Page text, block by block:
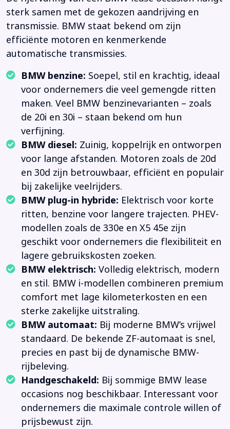
sterk samen met de gekozen aandrijving en
transmissie. BMW staat bekend om zijn
efficiënte motoren en kenmerkende
automatische transmissies.
BMW benzine: Soepel, stil en krachtig, ideaal
voor ondernemers die veel gemengde ritten
maken. Veel BMW benzinevarianten – zoals
de 20i en 30i – staan bekend om hun
verfijning.
BMW diesel: Zuinig, koppelrijk en ontworpen
voor lange afstanden. Motoren zoals de 20d
en 30d zijn betrouwbaar, efficiënt en populair
bij zakelijke veelrijders.
BMW plug-in hybride: Elektrisch voor korte
ritten, benzine voor langere trajecten. PHEV-
modellen zoals de 330e en X5 45e zijn
geschikt voor ondernemers die flexibiliteit en
lagere gebruikskosten zoeken.
BMW elektrisch: Volledig elektrisch, modern
en stil. BMW i-modellen combineren premium
comfort met lage kilometerkosten en een
sterke zakelijke uitstraling.
BMW automaat: Bij moderne BMW’s vrijwel
standaard. De bekende ZF-automaat is snel,
precies en past bij de dynamische BMW-
rijbeleving.
Handgeschakeld: Bij sommige BMW lease
occasions nog beschikbaar. Interessant voor
ondernemers die maximale controle willen of
prijsbewust zijn.